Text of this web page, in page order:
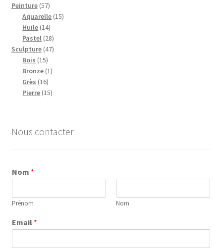
Peinture 5757
produits
Aquarelle 1515
Huile 1414
produits
Pastel 2828
produits
Sculpture 4747
Bois 1515
produits
Bronze 11
Grès 1616
produits
Pierre 1515
Nous contacter
Nom *
Prénom Nom
Email *